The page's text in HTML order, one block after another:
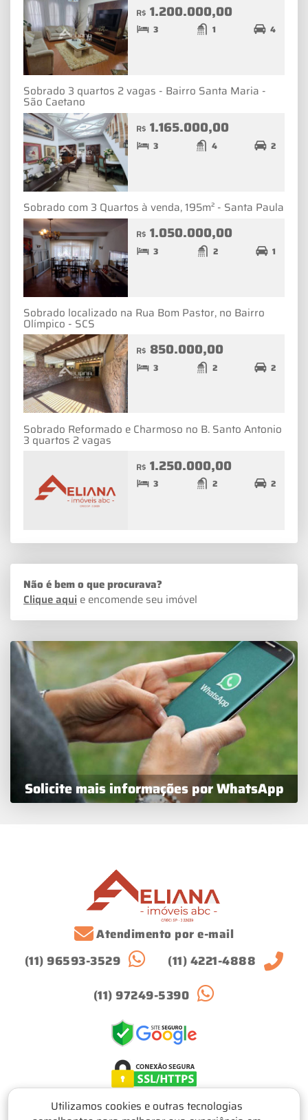
Utilizamos cookies e outras tecnologias
R$ 1.200.000,00
3 1 4
Sobrado 3 quartos 2 vagas - Bairro Santa Maria -
São Caetano
R$ 1.165.000,00
3 4 2
Sobrado com 3 Quartos à venda, 195m² - Santa Paula
R$ 1.050.000,00
3 2 1
Sobrado localizado na Rua Bom Pastor, no Bairro
Olímpico - SCS
R$ 850.000,00
3 2 2
Sobrado Reformado e Charmoso no B. Santo Antonio
3 quartos 2 vagas
R$ 1.250.000,00
3 2 2
Não é bem o que procurava?
Clique aqui e encomende seu imóvel
Solicite mais informações por WhatsApp
Atendimento por e-mail
(11) 96593-3529
(11) 4221-4888
(11) 97249-5390